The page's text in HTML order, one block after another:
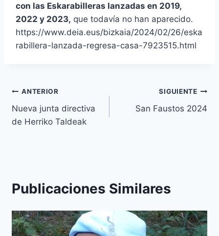
con las Eskarabilleras lanzadas en 2019,
2022 y 2023, que todavía no han aparecido.
https://www.deia.eus/bizkaia/2024/02/26/eska
rabillera-lanzada-regresa-casa-7923515.html
Navegación
de
ANTERIOR
Nueva junta directiva
de Herriko Taldeak
SIGUIENTE
San Faustos 2024
Publicaciones Similares